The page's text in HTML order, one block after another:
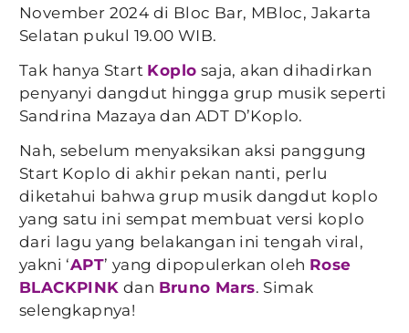
November 2024 di Bloc Bar, MBloc, Jakarta
Selatan pukul 19.00 WIB.
Tak hanya Start Koplo saja, akan dihadirkan
penyanyi dangdut hingga grup musik seperti
Sandrina Mazaya dan ADT D’Koplo.
Nah, sebelum menyaksikan aksi panggung
Start Koplo di akhir pekan nanti, perlu
diketahui bahwa grup musik dangdut koplo
yang satu ini sempat membuat versi koplo
dari lagu yang belakangan ini tengah viral,
yakni ‘APT’ yang dipopulerkan oleh Rose
BLACKPINK dan Bruno Mars. Simak
selengkapnya!